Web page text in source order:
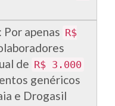
apenas R$
de R$ 3.000
genéricos
e Drogasil